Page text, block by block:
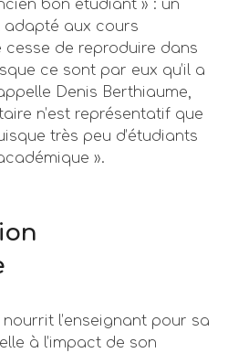
bon étudiant » : un
aux cours
cesse de reproduire dans
ce sont par eux qu’il a
Denis Berthiaume,
n’est représentatif que
très peu d’étudiants
».
l’enseignant pour sa
à l’impact de son